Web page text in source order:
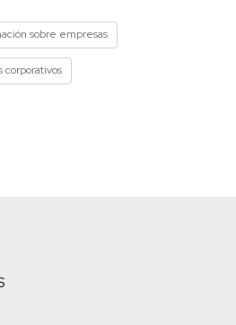
sobre empresas
corporativos